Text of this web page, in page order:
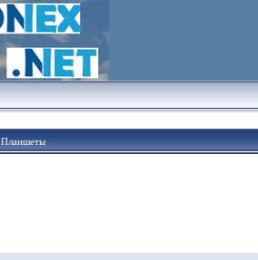
Планшеты